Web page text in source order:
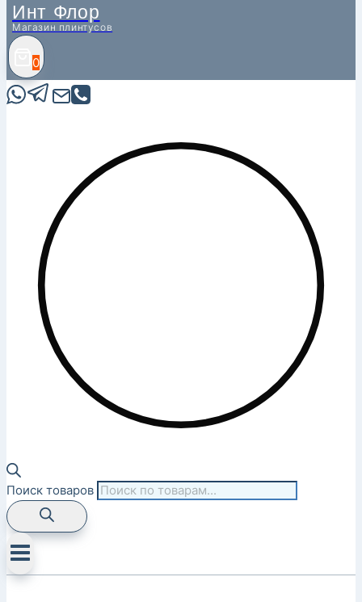
Инт Флор
Магазин плинтусов
0
Поиск товаров